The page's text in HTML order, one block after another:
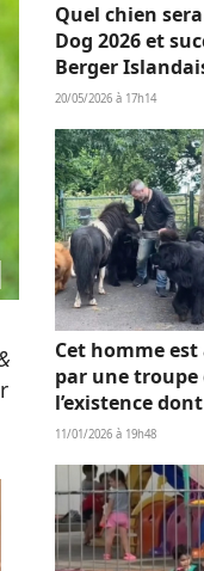
Quel chien
Dog 2026 et
Berger
nous reste » ?
20/05/2026 à 17h14
Cet homme
par une troupe
l’existence
(vidéo)
11/01/2026 à 19h48